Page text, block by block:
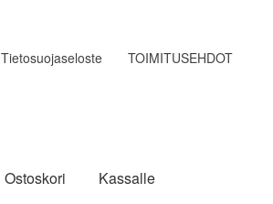
Tietosuojaseloste TOIMITUSEHDOT
Ostoskori Kassalle